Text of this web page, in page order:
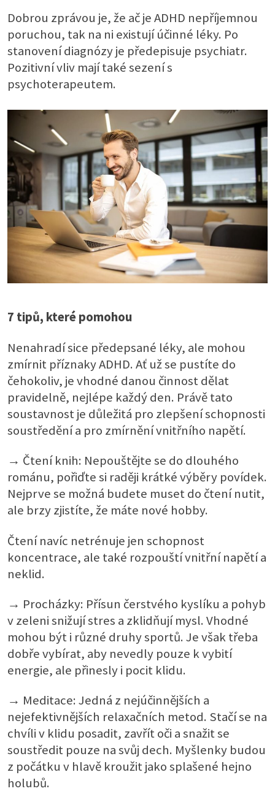
Dobrou zprávou je, že ač je ADHD nepříjemnou
poruchou, tak na ni existují účinné léky. Po
stanovení diagnózy je předepisuje psychiatr.
Pozitivní vliv mají také sezení s
psychoterapeutem.
7 tipů, které pomohou
Nenahradí sice předepsané léky, ale mohou
zmírnit příznaky ADHD. Ať už se pustíte do
čehokoliv, je vhodné danou činnost dělat
pravidelně, nejlépe každý den. Právě tato
soustavnost je důležitá pro zlepšení schopnosti
soustředění a pro zmírnění vnitřního napětí.
→ Čtení knih: Nepouštějte se do dlouhého
románu, pořiďte si raději krátké výběry povídek.
Nejprve se možná budete muset do čtení nutit,
ale brzy zjistíte, že máte nové hobby.
Čtení navíc netrénuje jen schopnost
koncentrace, ale také rozpouští vnitřní napětí a
neklid.
→ Procházky: Přísun čerstvého kyslíku a pohyb
v zeleni snižují stres a zklidňují mysl. Vhodné
mohou být i různé druhy sportů. Je však třeba
dobře vybírat, aby nevedly pouze k vybití
energie, ale přinesly i pocit klidu.
→ Meditace: Jedná z nejúčinnějších a
nejefektivnějších relaxačních metod. Stačí se na
chvíli v klidu posadit, zavřít oči a snažit se
soustředit pouze na svůj dech. Myšlenky budou
z počátku v hlavě kroužit jako splašené hejno
holubů.